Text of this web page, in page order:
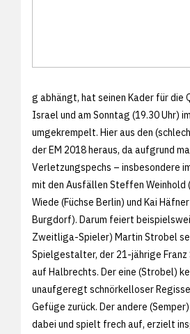
g abhängt, hat seinen Kader für die
Israel und am Sonntag (19.30 Uhr)
umgekrempelt. Hier aus den
der EM 2018 heraus, da aufgrund
Verletzungspechs – insbesondere
mit den Ausfällen Steffen Weinhold
Wiede (Füchse Berlin) und Kai
Burgdorf). Darum feiert
Zweitliga-Spieler) Martin Strobel
Spielgestalter, der 21-jährige Franz
auf Halbrechts. Der eine (Strobel)
unaufgeregt schnörkelloser
Gefüge zurück. Der andere
dabei und spielt frech auf, erzielt